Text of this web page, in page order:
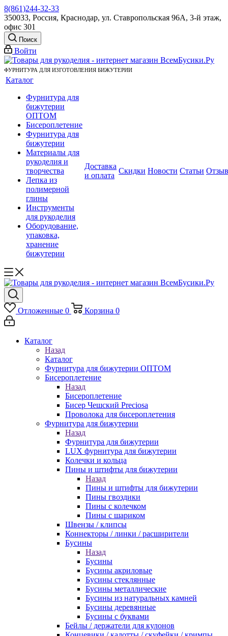
8(861)244-32-33
350033, Россия, Краснодар, ул. Ставропольская 96А, 3-й этаж,
офис 301
Поиск
Войти
ФУРНИТУРА ДЛЯ ИЗГОТОВЛЕНИЯ БИЖУТЕРИИ
Каталог
Фурнитура для
бижутерии
ОПТОМ
Бисероплетение
Фурнитура для
бижутерии
Материалы для
рукоделия и
творчества
Лепка из
полимерной
глины
Инструменты
для рукоделия
Оборудование,
упаковка,
хранение
бижутерии
Доставка
и оплата
Скидки Новости Статьи
Отложенные 0 Корзина 0
Каталог
Назад
Каталог
Фурнитура для бижутерии ОПТОМ
Бисероплетение
Назад
Бисероплетение
Бисер Чешский Preciosa
Проволока для бисероплетения
Фурнитура для бижутерии
Назад
Фурнитура для бижутерии
LUX фурнитура для бижутерии
Колечки и кольца
Пины и штифты для бижутерии
Назад
Пины и штифты для бижутерии
Пины гвоздики
Пины с колечком
Пины с шариком
Швензы / клипсы
Коннекторы / линки / расширители
Бусины
Назад
Бусины
Бусины акриловые
Бусины стеклянные
Бусины металлические
Бусины из натуральных камней
Бусины деревянные
Бусины с буквами
Бейлы / держатели для кулонов